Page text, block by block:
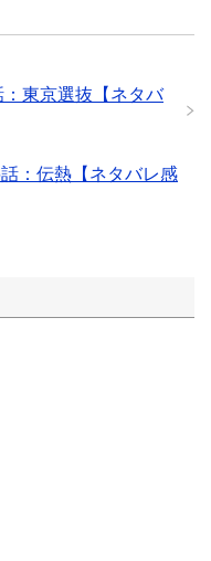
：東京選抜【ネタバ
：伝熱【ネタバレ感